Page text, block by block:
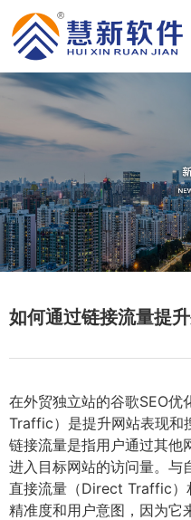
如何通过链接流量提
在外贸独立站的谷歌SEO
Traffic）是提升网站表现和
链接流量是指用户通过其
进入目标网站的访问量。
直接流量（Direct Traffic）
精准度和用户意图，因为它